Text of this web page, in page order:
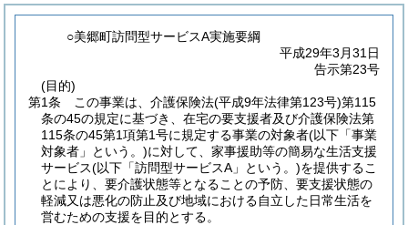
○美郷町訪問型サービスA実施要綱
平成29年3月31日
告示第23号
(目的)
第1条
この事業は、介護保険法(平成9年法律第123号)第115
条の45の規定に基づき、在宅の要支援者及び介護保険法第
115条の45第1項第1号に規定する事業の対象者(以下「事業
対象者」という。)に対して、家事援助等の簡易な生活支援
サービス(以下「訪問型サービスA」という。)を提供するこ
とにより、要介護状態等となることの予防、要支援状態の
軽減又は悪化の防止及び地域における自立した日常生活を
営むための支援を目的とする。